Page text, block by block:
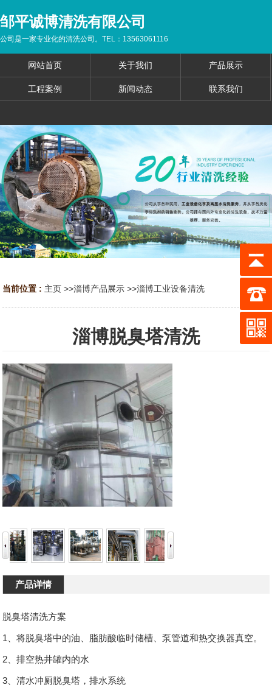
邹平诚博清洗有限公司
公司是一家专业化的清洗公司。TEL：13563061116
网站首页 关于我们 产品展示
工程案例 新闻动态 联系我们
当前位置 : 主页 >>淄博产品展示 >>淄博工业设备清洗
淄博脱臭塔清洗
产品详情
脱臭塔清洗方案
1、将脱臭塔中的油、脂肪酸临时储槽、泵管道和热交换器真空。
2、排空热井罐内的水
3、清水冲厕脱臭塔，排水系统